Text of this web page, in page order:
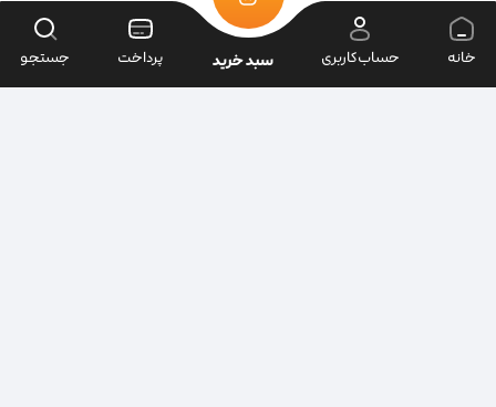
خانه حساب‌کاربری سبد خرید پرداخت جستجو